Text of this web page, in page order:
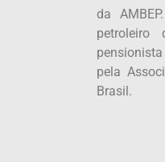
da
petroleiro
pela
Brasil.